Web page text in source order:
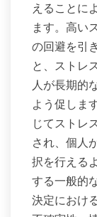
えることに
ます。高い
の回避を引
と、ストレ
人が長期的
よう促しま
じてストレ
され、個人
択を行える
する一般的
決定におけ